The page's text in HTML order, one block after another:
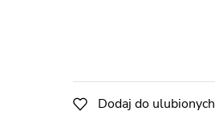
Dodaj do ulubionych